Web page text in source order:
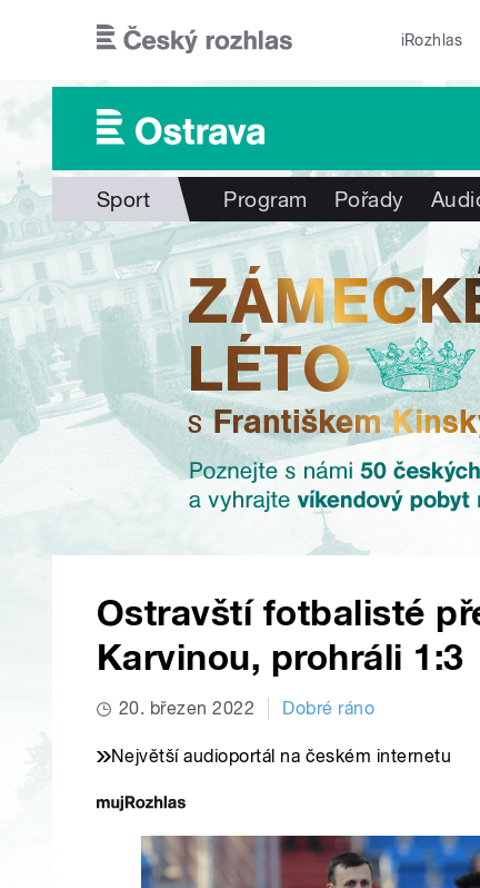
iRozhlas
Sport Program Pořady
Ostravští fotbalisté
Karvinou, prohráli 1:3
20. březen 2022 Dobré ráno
Největší audioportál na českém internetu